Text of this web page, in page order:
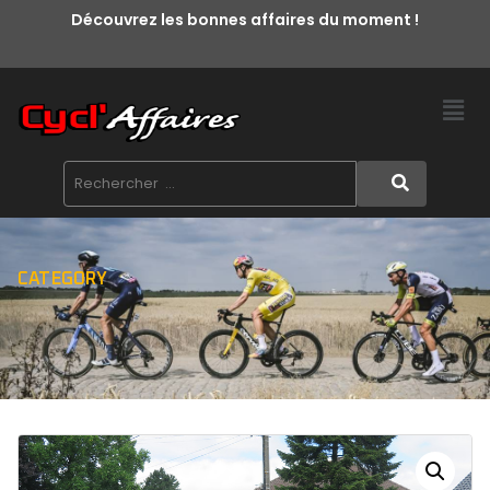
Découvrez les bonnes affaires du moment !
CATEGORY